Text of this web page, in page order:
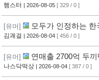
햄스터 | 2026-08-05 [ 329 / 0 ]
[유머] 모두가 인정하는
김괘걸 | 2026-08-04 [ 456 / 0 ]
[유머]
연매출 2700억 두
법
나스닥떡상 | 2026-08-04 [ 387 / 0 ]